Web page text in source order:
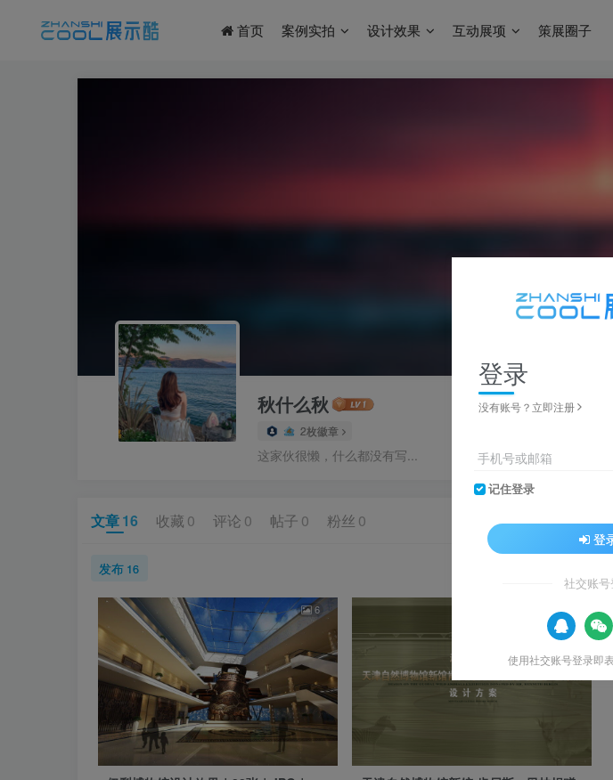
首页 案例实拍 设计效果 互动展项 策展圈子
秋什么秋
2枚徽章
这家伙很懒，什么都没有写...
文章16 收藏 0 评论 0 帖子 0 粉丝 0
发布 16
6 7
登录
没有账号？立即注册
手机号或邮箱
记住登录
登
社交账
使用社交账号登录即